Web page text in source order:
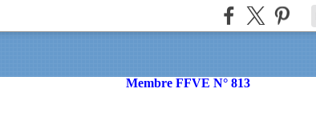
Membre FFVE N° 813